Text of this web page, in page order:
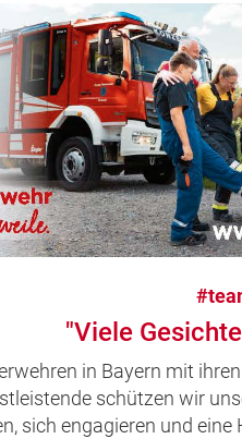
"Viele
in Bayern mit
schützen wir
sich engagieren und